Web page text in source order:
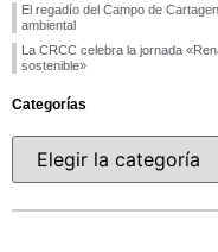
El regadío del Campo de
ambiental
La CRCC celebra la jornada
sostenible»
Categorías